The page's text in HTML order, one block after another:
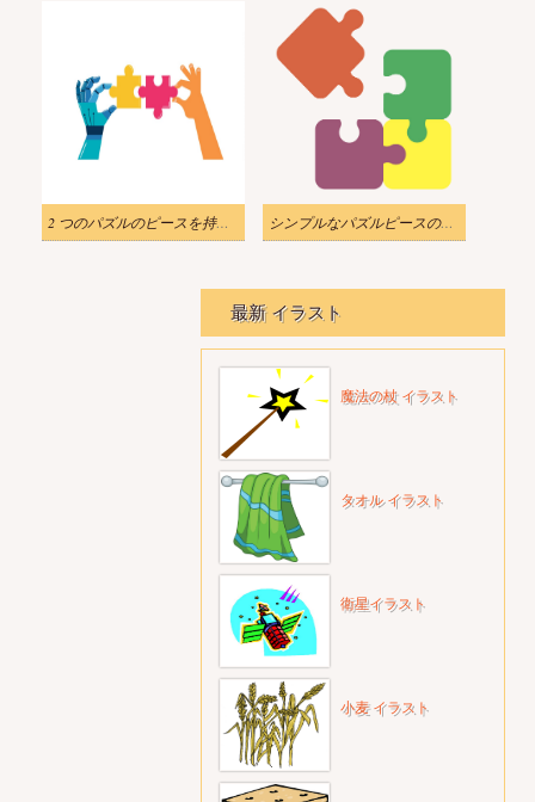
2 つのパズルのピースを持つロボットと人間の手のイラスト シンプルなパズルピースのイラストpng透明
最新 イラスト
魔法の杖 イラスト
タオル イラスト
衛星イラスト
小麦 イラスト